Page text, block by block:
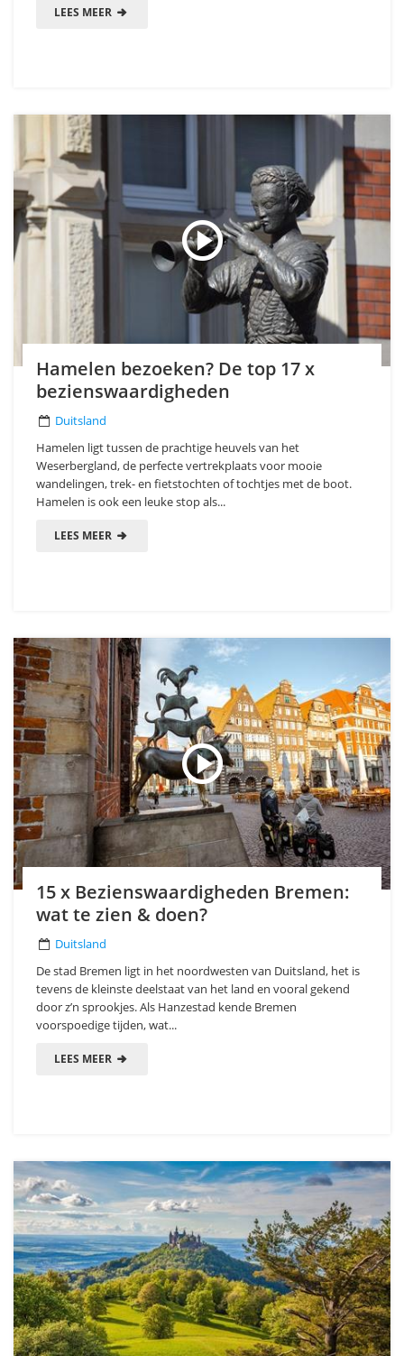
LEES MEER
Hamelen bezoeken? De top 17 x
bezienswaardigheden
Duitsland
Hamelen ligt tussen de prachtige heuvels van het
Weserbergland, de perfecte vertrekplaats voor mooie
wandelingen, trek- en fietstochten of tochtjes met de boot.
Hamelen is ook een leuke stop als...
LEES MEER
15 x Bezienswaardigheden Bremen:
wat te zien & doen?
Duitsland
De stad Bremen ligt in het noordwesten van Duitsland, het is
tevens de kleinste deelstaat van het land en vooral gekend
door z’n sprookjes. Als Hanzestad kende Bremen
voorspoedige tijden, wat...
LEES MEER